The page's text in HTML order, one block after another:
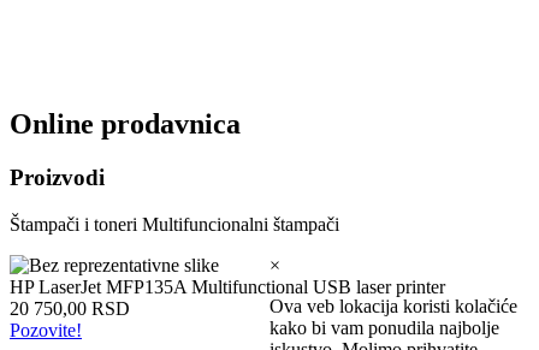
tableti
laptopovi
laptopovi
laptopovi
Tableti
Laptop
torbe
Online prodavnica
Proizvodi
Štampači i toneri Multifuncionalni štampači
HP LaserJet MFP135A Multifunctional USB laser printer
20 750,00 RSD
Pozovite!
×
Ova veb lokacija koristi kolačiće
kako bi vam ponudila najbolje